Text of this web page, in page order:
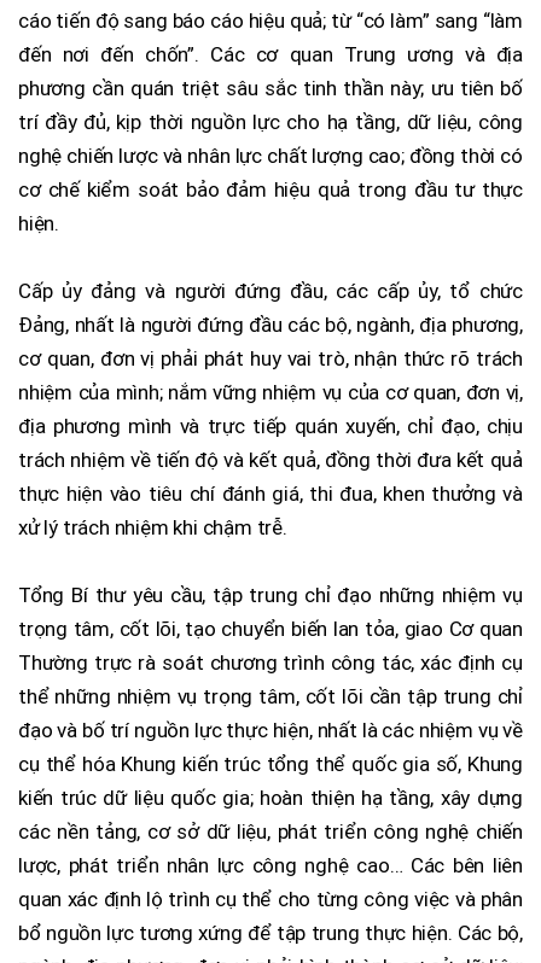
cáo tiến độ sang báo cáo hiệu quả; từ “có làm” sang “làm
đến nơi đến chốn”. Các cơ quan Trung ương và địa
phương cần quán triệt sâu sắc tinh thần này; ưu tiên bố
trí đầy đủ, kịp thời nguồn lực cho hạ tầng, dữ liệu, công
nghệ chiến lược và nhân lực chất lượng cao; đồng thời có
cơ chế kiểm soát bảo đảm hiệu quả trong đầu tư thực
hiện.
Cấp ủy đảng và người đứng đầu, các cấp ủy, tổ chức
Đảng, nhất là người đứng đầu các bộ, ngành, địa phương,
cơ quan, đơn vị phải phát huy vai trò, nhận thức rõ trách
nhiệm của mình; nắm vững nhiệm vụ của cơ quan, đơn vị,
địa phương mình và trực tiếp quán xuyến, chỉ đạo, chịu
trách nhiệm về tiến độ và kết quả, đồng thời đưa kết quả
thực hiện vào tiêu chí đánh giá, thi đua, khen thưởng và
xử lý trách nhiệm khi chậm trễ.
Tổng Bí thư yêu cầu, tập trung chỉ đạo những nhiệm vụ
trọng tâm, cốt lõi, tạo chuyển biến lan tỏa, giao Cơ quan
Thường trực rà soát chương trình công tác, xác định cụ
thể những nhiệm vụ trọng tâm, cốt lõi cần tập trung chỉ
đạo và bố trí nguồn lực thực hiện, nhất là các nhiệm vụ về
cụ thể hóa Khung kiến trúc tổng thể quốc gia số, Khung
kiến trúc dữ liệu quốc gia; hoàn thiện hạ tầng, xây dựng
các nền tảng, cơ sở dữ liệu, phát triển công nghệ chiến
lược, phát triển nhân lực công nghệ cao… Các bên liên
quan xác định lộ trình cụ thể cho từng công việc và phân
bổ nguồn lực tương xứng để tập trung thực hiện. Các bộ,